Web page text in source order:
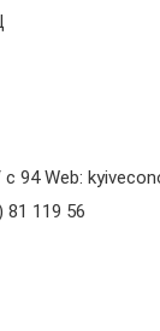
94 Web:
81 119 56